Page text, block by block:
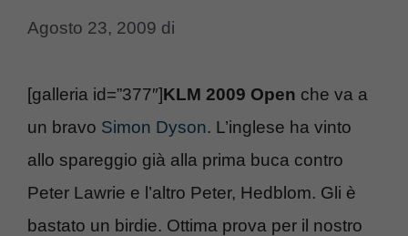
Agosto 23, 2009 di
[galleria id=”377″]KLM 2009 Open che va a
un bravo Simon Dyson. L’inglese ha vinto
allo spareggio già alla prima buca contro
Peter Lawrie e l’altro Peter, Hedblom. Gli è
bastato un birdie. Ottima prova per il nostro